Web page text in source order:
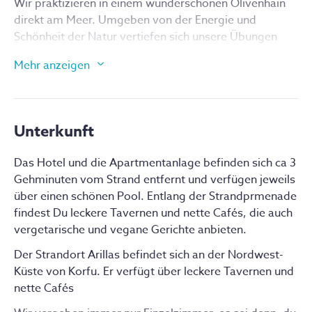
Wir praktizieren in einem wunderschönen Olivenhain
direkt am Meer. Umgeben von der Energie und
Schönheit der Natur vertiefen sich unsere Übungen
Charme von griechischer Lebenskunst, von Genuss
und das Meeresrauschen begleitet uns Tag und Nacht.
Am Morgen üben wir Qigong direkt am Meer, nach
dem Frühstück laufen wir ca 10 min zu unserem
Übungsplatz.
Am Nachmittag hast Du Zeit zum Schwimmen oder
um Dich treiben lassen.
Wanderungen und Ausflüge kannst du dann an deinen
freien Tagen genießen.
SEMINARINHALT:
Mehr anzeigen
Unterkunft
Das Hotel und die Apartmentanlage befinden sich ca 3
Gehminuten vom Strand entfernt und verfügen jeweils
über einen schönen Pool. Entlang der Strandprmenade
findest Du leckere Tavernen und nette Cafés, die auch
vergetarische und vegane Gerichte anbieten.
Der Strandort Arillas befindet sich an der Nordwest-
Küste von Korfu. Er verfügt über leckere Tavernen und
nette Cafés